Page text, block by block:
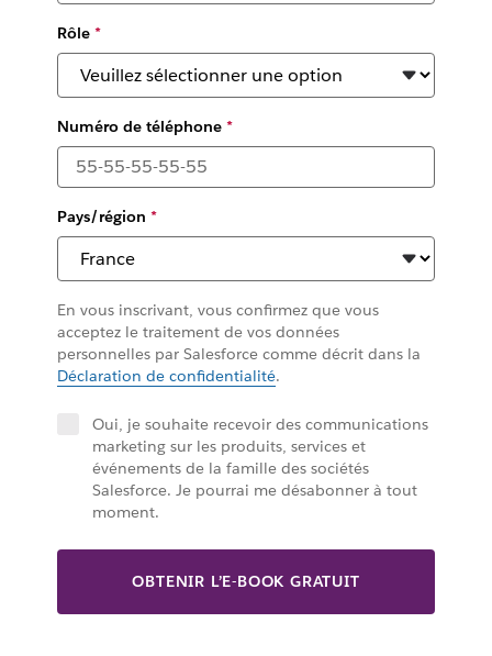
Rôle*
Numéro de téléphone*
Pays/région *
En vous inscrivant, vous confirmez que vous
acceptez le traitement de vos données
personnelles par Salesforce comme décrit dans la
Déclaration de confidentialité.
Oui, je souhaite recevoir des communications
marketing sur les produits, services et
événements de la famille des sociétés
Salesforce. Je pourrai me désabonner à tout
moment.
OBTENIR L’E-BOOK GRATUIT